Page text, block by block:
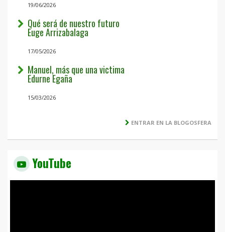
19/06/2026
Qué será de nuestro futuro
Euge Arrizabalaga
17/05/2026
Manuel, más que una victima
Edurne Egaña
15/03/2026
ENTRAR EN LA BLOGOSFERA
YouTube